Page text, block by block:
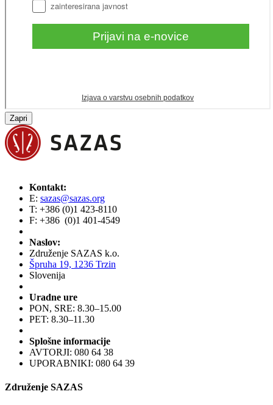
Zapri
Kontakt:
E: sazas@sazas.org
T: +386 (0)1 423-8110
F: +386 (0)1 401-4549
Naslov:
Združenje SAZAS k.o.
Špruha 19, 1236 Trzin
Slovenija
Uradne ure
PON, SRE: 8.30–15.00
PET: 8.30–11.30
Splošne informacije
AVTORJI: 080 64 38
UPORABNIKI: 080 64 39
Združenje SAZAS